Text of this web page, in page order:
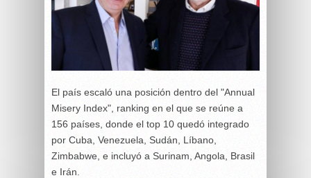
El país escaló una posición dentro del "Annual
Misery Index", ranking en el que se reúne a
156 países, donde el top 10 quedó integrado
por Cuba, Venezuela, Sudán, Líbano,
Zimbabwe, e incluyó a Surinam, Angola, Brasil
e Irán.